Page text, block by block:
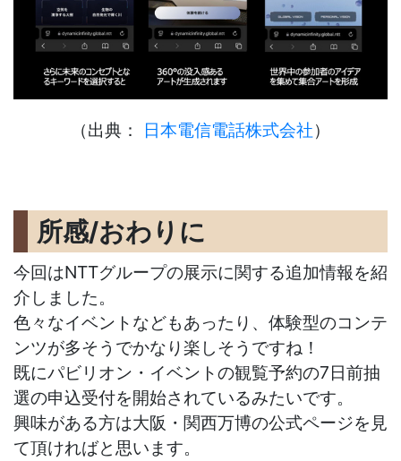
（出典： 日本電信電話株式会社）
所感/おわりに
今回はNTTグループの展示に関する追加情報を紹
介しました。
色々なイベントなどもあったり、体験型のコンテ
ンツが多そうでかなり楽しそうですね！
既にパビリオン・イベントの観覧予約の7日前抽
選の申込受付を開始されているみたいです。
興味がある方は大阪・関西万博の公式ページを見
て頂ければと思います。